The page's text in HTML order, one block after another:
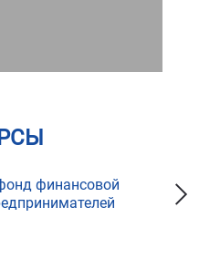
финансовой